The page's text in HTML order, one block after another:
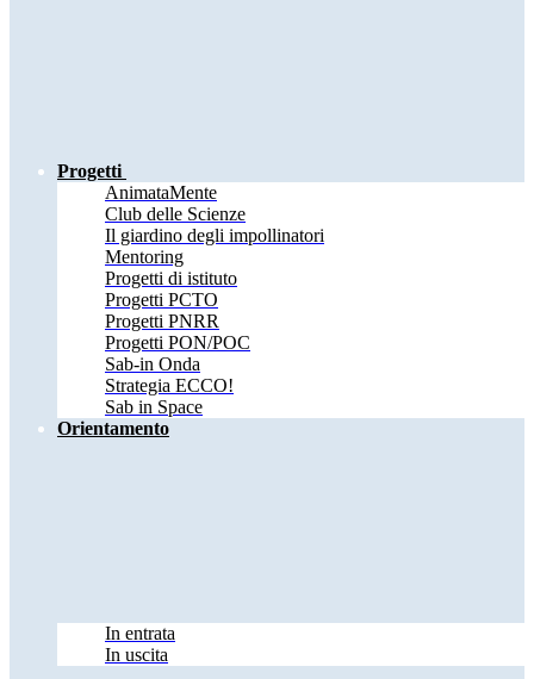
Progetti
AnimataMente
Club delle Scienze
Il giardino degli impollinatori
Mentoring
Progetti di istituto
Progetti PCTO
Progetti PNRR
Progetti PON/POC
Sab-in Onda
Strategia ECCO!
Sab in Space
Orientamento
In entrata
In uscita